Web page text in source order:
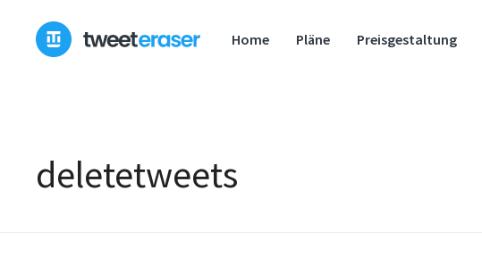
Inhalt
springen
Home Pläne Preisgestaltung
deletetweets